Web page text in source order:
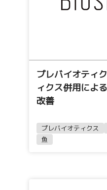
プレバイオティ
ィクス併用によ
改善
プレバイオティクス
魚